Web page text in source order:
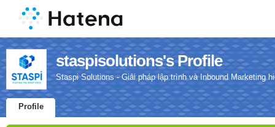
staspisolutions's Profile
Staspi Solutions - Giải pháp lập trình và Inbound Marketing
Profile